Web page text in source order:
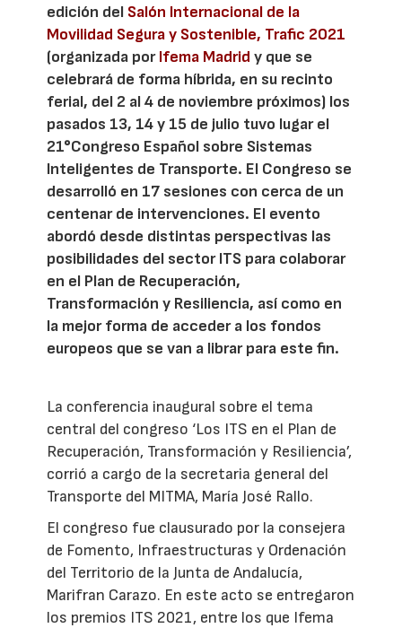
edición del Salón Internacional de la
Movilidad Segura y Sostenible, Trafic 2021
(organizada porIfema Madridy que se
celebrará de forma híbrida, en su recinto
ferial, del 2 al 4 de noviembre próximos) los
pasados 13, 14 y 15 de julio tuvo lugar el
21°Congreso Español sobre Sistemas
Inteligentes de Transporte. El Congreso se
desarrolló en 17 sesiones con cerca de un
centenar de intervenciones. El evento
abordó desde distintas perspectivas las
posibilidades del sector ITS para colaborar
en el Plan de Recuperación,
Transformación y Resiliencia, así como en
la mejor forma de acceder a los fondos
europeos que se van a librar para este fin.
La conferencia inaugural sobre el tema
central del congreso ‘Los ITS en el Plan de
Recuperación, Transformación y Resiliencia’,
corrió a cargo de la secretaria general del
Transporte del MITMA, María José Rallo.
El congreso fue clausurado por la consejera
de Fomento, Infraestructuras y Ordenación
del Territorio de la Junta de Andalucía,
Marifran Carazo. En este acto se entregaron
los premios ITS 2021, entre los que Ifema